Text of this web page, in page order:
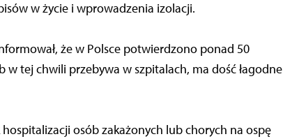
w życie i wprowadzenia izolacji.
że w Polsce potwierdzono ponad 50
w tej chwili przebywa w szpitalach, ma dość łagodne
osób zakażonych lub chorych na ospę